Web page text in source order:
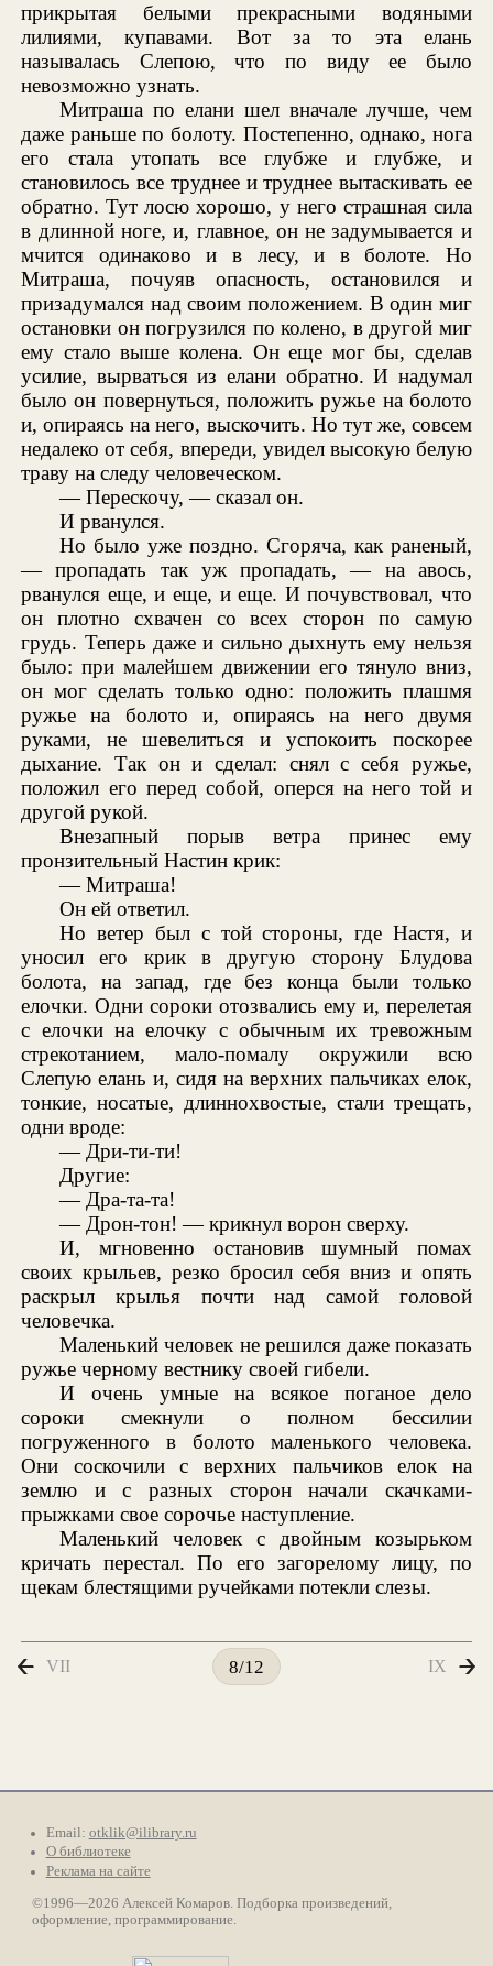
прикрытая белыми прекрасными водяными
лилиями, купавами. Вот за то эта елань
называлась Слепою, что по виду ее было
невозможно узнать.
Митраша по елани шел вначале лучше, чем
даже раньше по болоту. Постепенно, однако, нога
его стала утопать все глубже и глубже, и
становилось все труднее и труднее вытаскивать ее
обратно. Тут лосю хорошо, у него страшная сила
в длинной ноге, и, главное, он не задумывается и
мчится одинаково и в лесу, и в болоте. Но
Митраша, почуяв опасность, остановился и
призадумался над своим положением. В один миг
остановки он погрузился по колено, в другой миг
ему стало выше колена. Он еще мог бы, сделав
усилие, вырваться из елани обратно. И надумал
было он повернуться, положить ружье на болото
и, опираясь на него, выскочить. Но тут же, совсем
недалеко от себя, впереди, увидел высокую белую
траву на следу человеческом.
— Перескочу, — сказал он.
И рванулся.
Но было уже поздно. Сгоряча, как раненый,
— пропадать так уж пропадать, — на авось,
рванулся еще, и еще, и еще. И почувствовал, что
он плотно схвачен со всех сторон по самую
грудь. Теперь даже и сильно дыхнуть ему нельзя
было: при малейшем движении его тянуло вниз,
он мог сделать только одно: положить плашмя
ружье на болото и, опираясь на него двумя
руками, не шевелиться и успокоить поскорее
дыхание. Так он и сделал: снял с себя ружье,
положил его перед собой, оперся на него той и
другой рукой.
Внезапный порыв ветра принес ему
пронзительный Настин крик:
— Митраша!
Он ей ответил.
Но ветер был с той стороны, где Настя, и
уносил его крик в другую сторону Блудова
болота, на запад, где без конца были только
елочки. Одни сороки отозвались ему и, перелетая
с елочки на елочку с обычным их тревожным
стрекотанием, мало-помалу окружили всю
Слепую елань и, сидя на верхних пальчиках елок,
тонкие, носатые, длиннохвостые, стали трещать,
одни вроде:
— Дри-ти-ти!
Другие:
— Дра-та-та!
— Дрон-тон! — крикнул ворон сверху.
И, мгновенно остановив шумный помах
своих крыльев, резко бросил себя вниз и опять
раскрыл крылья почти над самой головой
человечка.
Маленький человек не решился даже показать
ружье черному вестнику своей гибели.
И очень умные на всякое поганое дело
сороки смекнули о полном бессилии
погруженного в болото маленького человека.
Они соскочили с верхних пальчиков елок на
землю и с разных сторон начали скачками-
прыжками свое сорочье наступление.
Маленький человек с двойным козырьком
кричать перестал. По его загорелому лицу, по
щекам блестящими ручейками потекли слезы.
VII 8/12 IX
Email: otklik@ilibrary.ru
О библиотеке
Реклама на сайте
©1996—2026 Алексей Комаров. Подборка произведений,
оформление, программирование.